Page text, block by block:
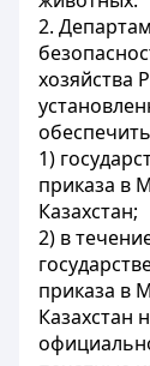
2.
хозяйства
1)
приказа в
Казахстан;
2) в
приказа в
Казахстан